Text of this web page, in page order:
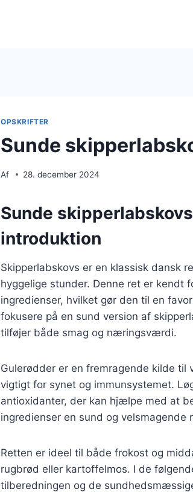
OPSKRIFTER
Sunde
Af 28. december 2024
Sunde
introduktion
Skipperlabskovs er en klassisk dansk
hyggelige stunder. Denne ret er kendt
ingredienser, hvilket gør den til en
fokusere på en sund version af
tilføjer både smag og næringsværdi.
Gulerødder er en fremragende kilde
vigtigt for synet og immunsystemet.
antioxidanter, der kan hjælpe med at
ingredienser en sund og
Retten er ideel til både frokost og
rugbrød eller kartoffelmos. I de
tilberedningen og de